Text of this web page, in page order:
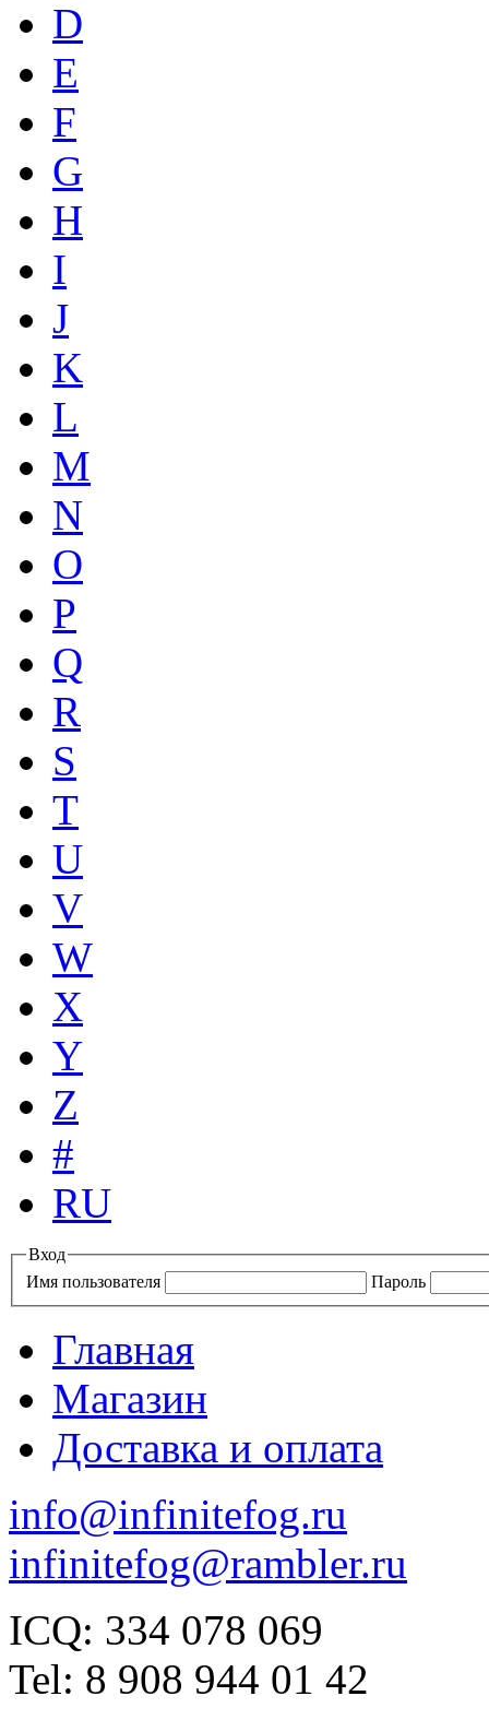
D
E
F
G
H
I
J
K
L
M
N
O
P
Q
R
S
T
U
V
W
X
Y
Z
#
RU
Вход
Имя пользователя
Пароль
Главная
Магазин
Доставка и оплата
info@infinitefog.ru
infinitefog@rambler.ru
ICQ: 334 078 069
Tel: 8 908 944 01 42